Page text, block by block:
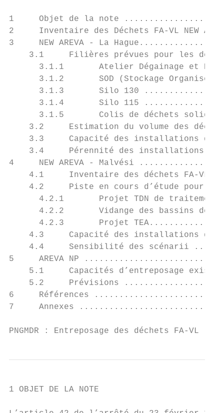
1     Objet de la note
2     Inventaire des Déchets FA-VL
3     NEW AREVA - La
3.1     Filières prévues pour les
3.1.1       Atelier Dégainage et
3.1.2       SOD (Stockage Organisé
3.1.3       Silo 130
3.1.4       Silo 115
3.1.5       Colis de déchets
3.2     Estimation du volume des
3.3     Capacité des installations
3.4     Pérennité des installations
4     NEW AREVA - Malvési
4.1     Inventaire des déchets FA-VL
4.2     Piste en cours d’étude pour
4.2.1       Projet TDN de
4.2.2       Vidange des bassins de
4.2.3       Projet
4.3     Capacité des installations
4.4     Sensibilité des scénarii
5     AREVA NP
5.1     Capacités d’entreposage
5.2     Prévisions
6     Références
7     Annexes
PNGMDR : Entreposage des déchets
1 OBJET DE LA NOTE